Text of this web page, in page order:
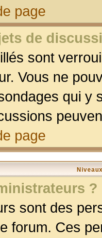
page
de
sont
Vous ne
qui y
page
?
sont des
forum. Ces